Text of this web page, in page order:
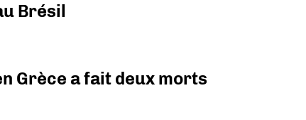
Brésil
Grèce a fait deux morts